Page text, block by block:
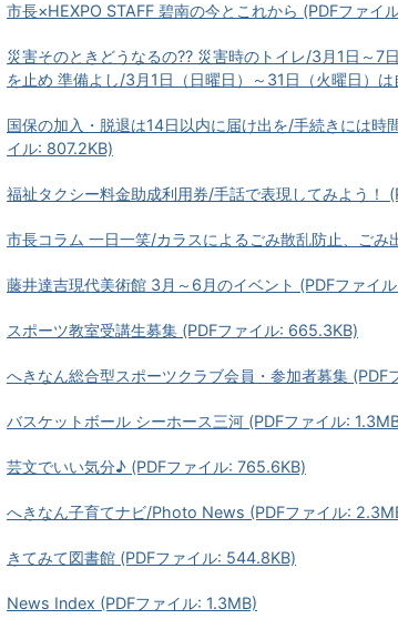
市長×HEXPO STAFF 碧南の今とこれから (PDFファイ
災害そのときどうなるの?? 災害時のトイレ/3月1日～7
を止め 準備よし/3月1日（日曜日）～31日（火曜日）
国保の加入・脱退は14日以内に届け出を/手続きには時
イル: 807.2KB)
福祉タクシー料金助成利用券/手話で表現してみよう！
市長コラム 一日一笑/カラスによるごみ散乱防止、ごみ
藤井達吉現代美術館 3月～6月のイベント (PDFファイ
スポーツ教室受講生募集 (PDFファイル: 665.3KB)
へきなん総合型スポーツクラブ会員・参加者募集 (PDF
バスケットボール シーホース三河 (PDFファイル:
芸文でいい気分♪ (PDFファイル: 765.6KB)
へきなん子育てナビ/Photo News (PDFファイル:
きてみて図書館 (PDFファイル: 544.8KB)
News Index (PDFファイル: 1.3MB)